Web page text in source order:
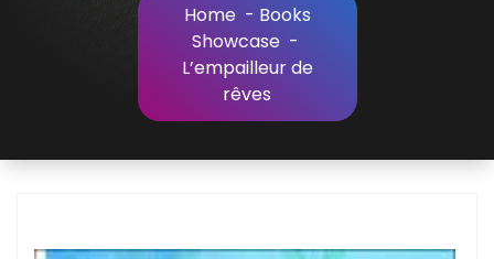
Home- Books
Showcase -
L’empailleur de
rêves